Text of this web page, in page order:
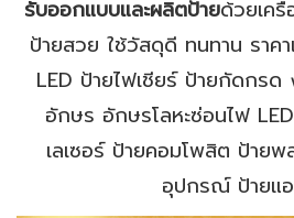
รับออกแบบและผลิตป้ายด้วยเค
ป้ายสวย ใช้วัสดุดี ทนทาน ราค
LED ป้ายไฟเชียร์ ป้ายกัดกรด
อักษร อักษรโลหะซ่อนไฟ
เลเซอร์ ป้ายคอมโพสิต ป้ายพ
อุปกรณ์ ป้ายแ